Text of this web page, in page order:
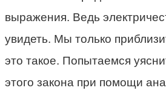
выражения. Ведь
увидеть. Мы только
это такое. Попытаемся
этого закона при помощи